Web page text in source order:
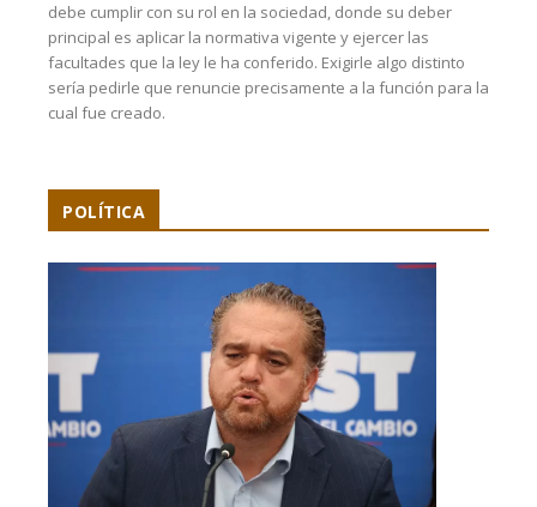
debe cumplir con su rol en la sociedad, donde su deber
principal es aplicar la normativa vigente y ejercer las
facultades que la ley le ha conferido. Exigirle algo distinto
sería pedirle que renuncie precisamente a la función para la
cual fue creado.
POLÍTICA